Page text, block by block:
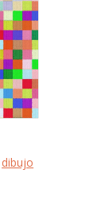
dibujo